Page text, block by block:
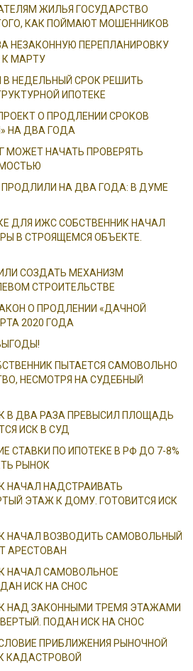
ЖИЛЬЯ ГОСУДАРСТВО
КАК ПОЙМАЮТ МОШЕННИКОВ
НЕЗАКОННУЮ ПЕРЕПЛАНИРОВКУ
К МАРТУ
НЕДЕЛЬНЫЙ СРОК РЕШИТЬ
ИПОТЕКЕ
О ПРОДЛЕНИИ СРОКОВ
НА ДВА ГОДА
МОЖЕТ НАЧАТЬ ПРОВЕРЯТЬ
НА ДВА ГОДА: В ДУМЕ
ДЛЯ ИЖС СОБСТВЕННИК НАЧАЛ
В СТРОЯЩЕМСЯ ОБЪЕКТЕ.
СОЗДАТЬ МЕХАНИЗМ
СТРОИТЕЛЬСТВЕ
О ПРОДЛЕНИИ «ДАЧНОЙ
2020 ГОДА
ПЫТАЕТСЯ САМОВОЛЬНО
НЕСМОТРЯ НА СУДЕБНЫЙ
В ДВА РАЗА ПРЕВЫСИЛ ПЛОЩАДЬ
ИСК В СУД
СТАВКИ ПО ИПОТЕКЕ В РФ ДО 7-8%
РЫНОК
НАЧАЛ НАДСТРАИВАТЬ
ЭТАЖ К ДОМУ. ГОТОВИТСЯ ИСК
НАЧАЛ ВОЗВОДИТЬ САМОВОЛЬНЫЙ
АРЕСТОВАН
НАЧАЛ САМОВОЛЬНОЕ
ИСК НА СНОС
НАД ЗАКОННЫМИ ТРЕМЯ ЭТАЖАМИ
ПОДАН ИСК НА СНОС
ПРИБЛИЖЕНИЯ РЫНОЧНОЙ
КАДАСТРОВОЙ